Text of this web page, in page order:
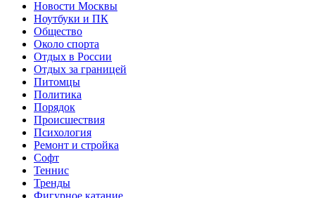
Новости Москвы
Ноутбуки и ПК
Общество
Около спорта
Отдых в России
Отдых за границей
Питомцы
Политика
Порядок
Происшествия
Психология
Ремонт и стройка
Софт
Теннис
Тренды
Фигурное катание